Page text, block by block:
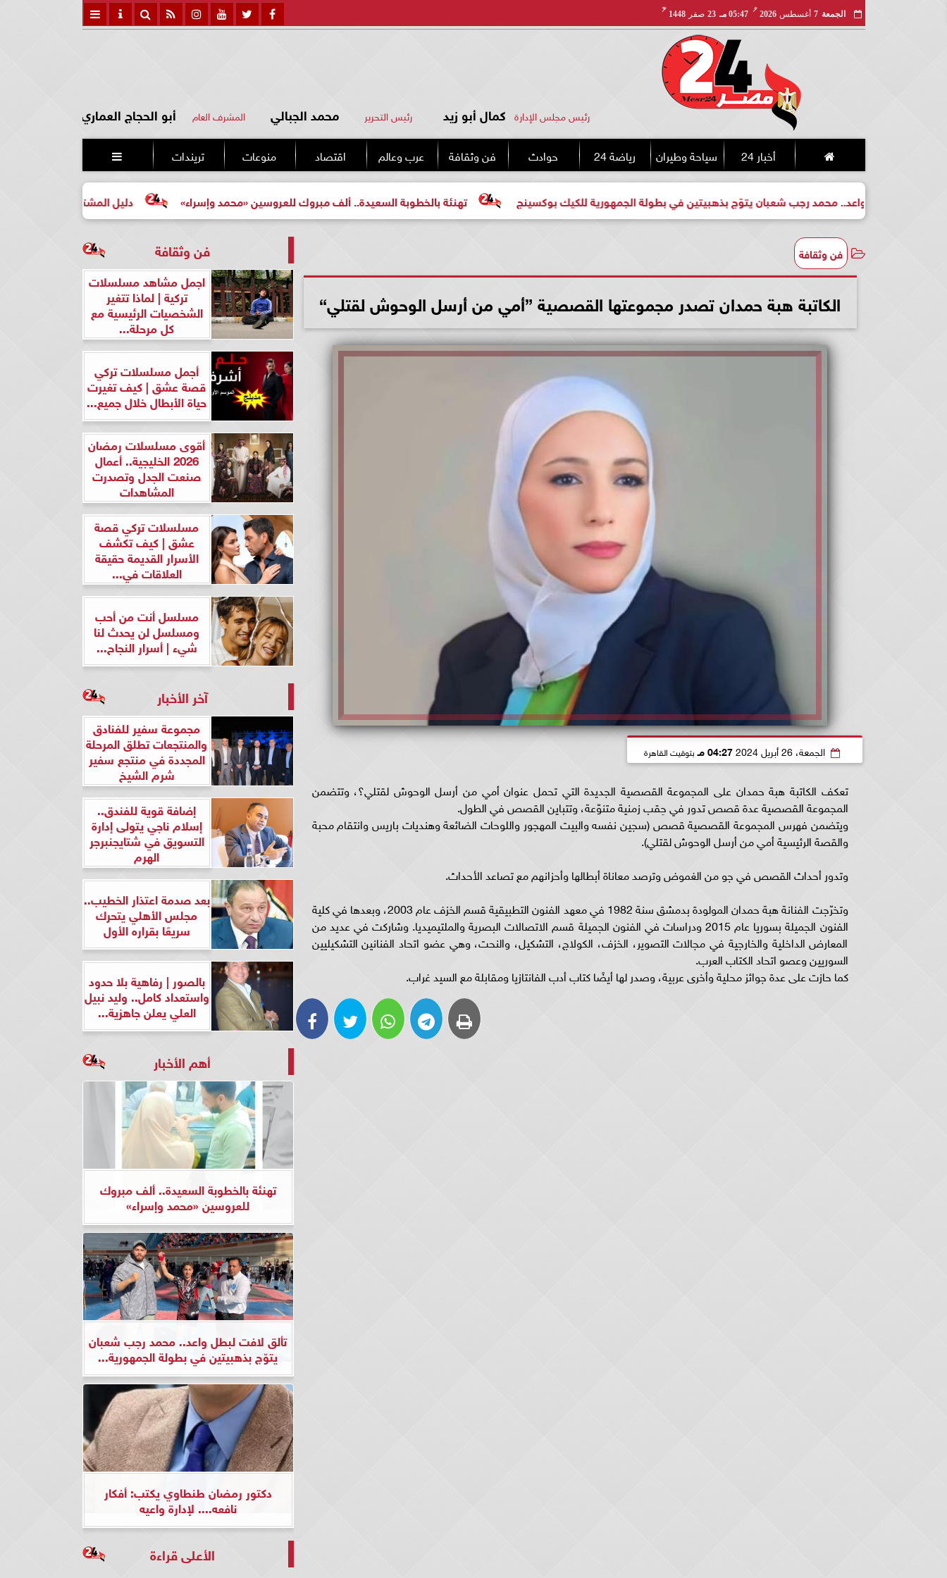
الجمعة 7 أغسطس 2026
مـ
05:47 مـ 23 صفر 1448
هـ
رئيس مجلس الإدارة كمال أبو زيد رئيس التحرير محمد الجبالي المشرف العام أبو الحجاج العماري
أخبار 24 سياحة وطيران رياضة 24 حوادث فن وثقافة عرب وعالم اقتصاد منوعات تريندات 
دليل المشتري لأول مرة لاختيار تهنئة بالخطوبة السعيدة.. ألف مبروك للعروسين «محمد وإسراء» لبطل واعد.. محمد رجب شعبان يتوّج بذهبيتين في بطولة الجمهورية للكيك بوكسينج
فن وثقافة
الكاتبة هبة حمدان تصدر مجموعتها القصصية ”أمي من أرسل الوحوش لقتلي“
الجمعة، 26 أبريل 2024 04:27 مـ بتوقيت القاهرة
تعكف الكاتبة هبة حمدان على المجموعة القصصية الجديدة التي تحمل عنوان أمي من أرسل الوحوش لقتلي؟، وتتضمن
المجموعة القصصية عدة قصص تدور في حِقب زمنية متنوّعة، وتتباين القصص في الطول.
ويتضمن فهرس المجموعة القصصية قصص (سجين نفسه والبيت المهجور واللوحات الضائعة وهنديات باريس وانتقام محبة
والقصة الرئيسية أمي من أرسل الوحوش لقتلي).
وتدور أحداث القصص في جو من الغموض وترصد معاناة أبطالها وأحزانهم مع تصاعد الأحداث.
وتخرّجت الفنانة هبة حمدان المولودة بدمشق سنة 1982 في معهد الفنون التطبيقية قسم الخزف عام 2003، وبعدها في كلية
الفنون الجميلة بسوريا عام 2015 ودراسات في الفنون الجميلة قسم الاتصالات البصرية والملتيميديا. وشاركت في عديد من
المعارض الداخلية والخارجية في مجالات التصوير، الخزف، الكولاج، التشكيل، والنحت، وهي عضو اتحاد الفنانين التشكيليين
السوريين وعصو اتحاد الكتاب العرب.
كما حازت على عدة جوائز محلية وأخرى عربية، وصدر لها أيضًا كتاب أدب الفانتازيا ومقابلة مع السيد غراب.
فن وثقافة
اجمل مشاهد مسلسلات
تركية | لماذا تتغير
الشخصيات الرئيسية مع
كل مرحلة...
أجمل مسلسلات تركي
قصة عشق | كيف تغيرت
حياة الأبطال خلال جميع...
أقوى مسلسلات رمضان
2026 الخليجية.. أعمال
صنعت الجدل وتصدرت
المشاهدات
مسلسلات تركي قصة
عشق | كيف تكشف
الأسرار القديمة حقيقة
العلاقات في...
مسلسل أنت من أحب
ومسلسل لن يحدث لنا
شيء | أسرار النجاح...
آخر الأخبار
مجموعة سفير للفنادق
والمنتجعات تطلق المرحلة
المجددة في منتجع سفير
شرم الشيخ
إضافة قوية للفندق..
إسلام ناجي يتولى إدارة
التسويق في شتايجنبرجر
الهرم
بعد صدمة اعتذار الخطيب..
مجلس الأهلي يتحرك
سريعًا بقراره الأول
بالصور | رفاهية بلا حدود
واستعداد كامل.. وليد نبيل
العلي يعلن جاهزية...
أهم الأخبار
تهنئة بالخطوبة السعيدة.. ألف مبروك
للعروسين «محمد وإسراء»
تألق لافت لبطل واعد.. محمد رجب شعبان
يتوّج بذهبيتين في بطولة الجمهورية...
دكتور رمضان طنطاوي يكتب: أفكار
نافعه.... لإدارة واعيه
الأعلى قراءة